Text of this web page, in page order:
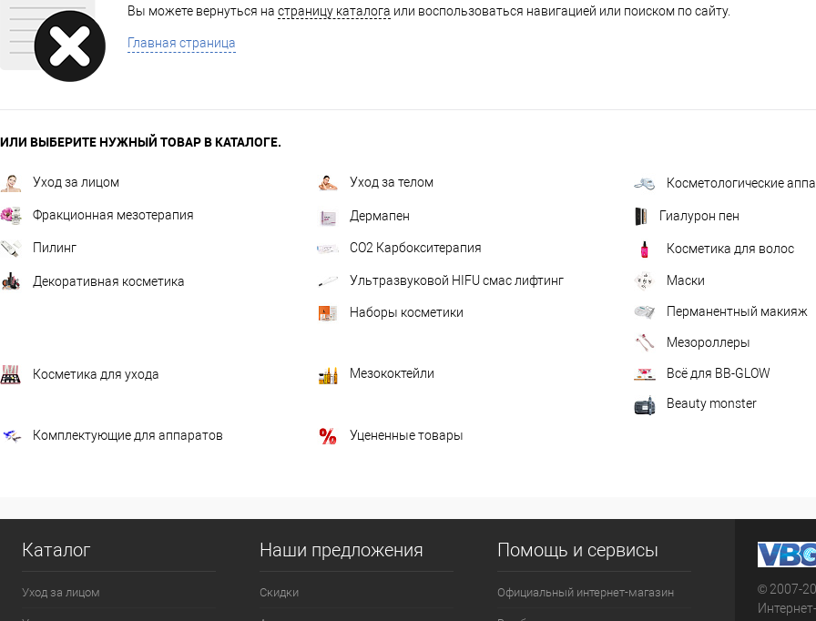
Вы можете вернуться на страницу каталога или воспользоваться навигацией или поиском по сайту.
Главная страница
ИЛИ ВЫБЕРИТЕ НУЖНЫЙ ТОВАР В КАТАЛОГЕ.
Уход за лицом Уход за телом Косметологические
Фракционная мезотерапия Дермапен Гиалурон пен
Пилинг CO2 Карбокситерапия Косметика для волос
Декоративная косметика Ультразвуковой HIFU смас лифтинг Маски
Наборы косметики Перманентный макияж
Мезороллеры
Косметика для ухода Мезококтейли Всё для BB-GLOW
Beauty monster
Комплектующие для аппаратов Уцененные товары
Каталог
Уход за лицом
Наши предложения
Скидки
Помощь и сервисы
Официальный интернет-магазин
© 2007-